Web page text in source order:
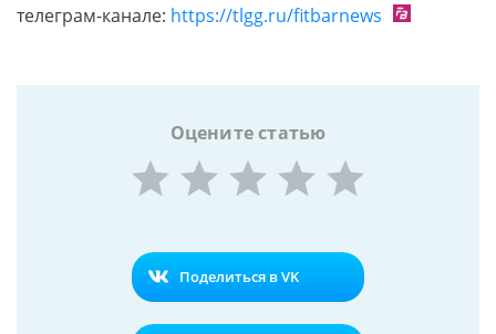
телеграм-канале: https://tlgg.ru/fitbarnews
Оцените статью
Поделиться в VK